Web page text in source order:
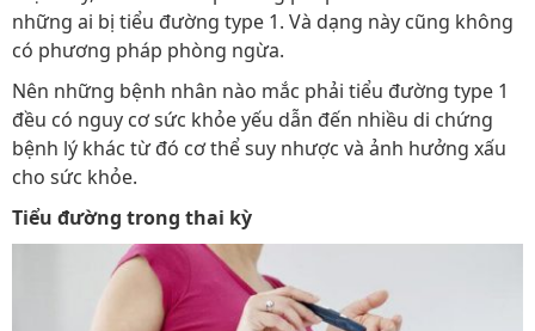
những ai bị tiểu đường type 1. Và dạng này cũng không
có phương pháp phòng ngừa.
Nên những bệnh nhân nào mắc phải tiểu đường type 1
đều có nguy cơ sức khỏe yếu dẫn đến nhiều di chứng
bệnh lý khác từ đó cơ thể suy nhược và ảnh hưởng xấu
cho sức khỏe.
Tiểu đường trong thai kỳ